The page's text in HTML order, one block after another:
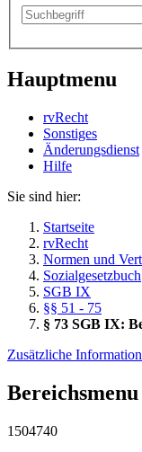
Hauptmenu
rvRecht
Sonstiges
Änderungsdienst
Hil­fe
Sie sind hier:
Startseite
rvRecht
Normen und
Sozialgesetzbuch
SGB IX
§§ 51 - 75
§ 73 SGB IX:
Zusätzliche
Bereichsmenu
1504740